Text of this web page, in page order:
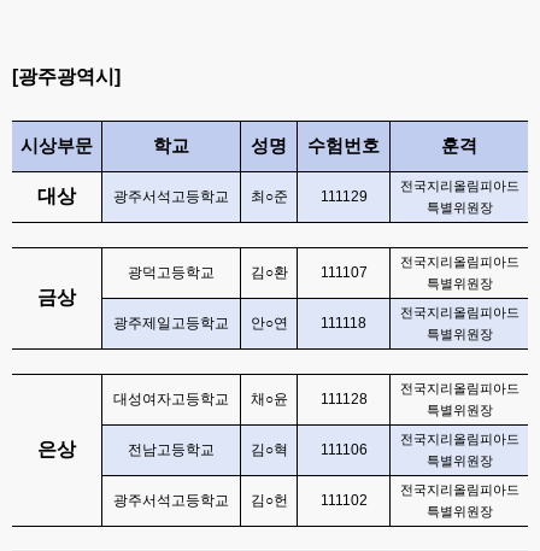
[광주광역시 ]
시상부문 학교 성명 수험번호 훈격
대상 광주서석고등학교 최 ○준 111129
전국지리올림피아드
특별위원장
금상
광덕고등학교 김 ○환 111107
전국지리올림피아드
특별위원장
광주제일고등학교 안○연 111118
전국지리올림피아드
특별위원장
은상
대성여자고등학교 채 ○윤 111128
전국지리올림피아드
특별위원장
전남고등학교 김 ○혁 111106
전국지리올림피아드
특별위원장
광주서석고등학교 김 ○헌 111102
전국지리올림피아드
특별위원장